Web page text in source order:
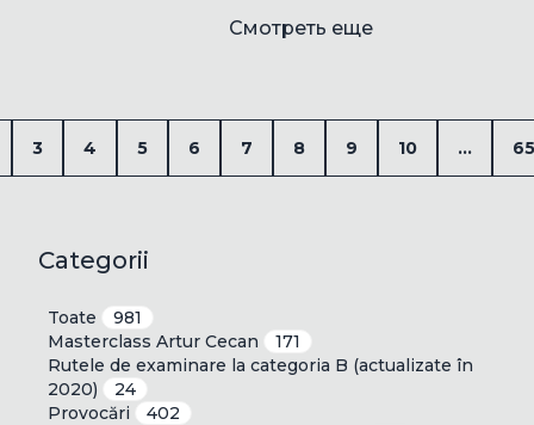
Смотреть еще
3 4 5 6 7 8 9 10 ... 65
Categorii
Toate
981
Masterclass Artur Cecan
171
Rutele de examinare la categoria B (actualizate în
2020)
24
Provocări
402